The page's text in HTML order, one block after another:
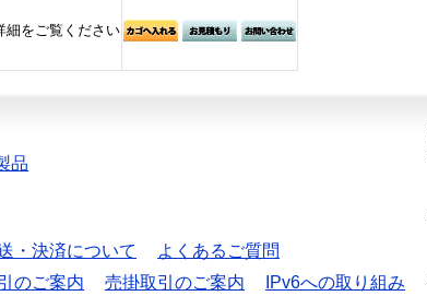
細をご覧ください
品
・決済について
よくあるご質問
のご案内 売掛取引のご案内
IPv6への取り組み